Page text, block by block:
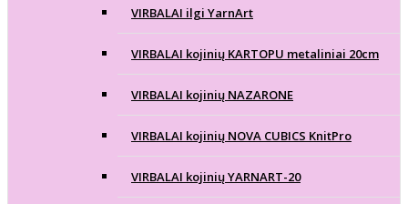
VIRBALAI ilgi YarnArt
VIRBALAI kojinių KARTOPU metaliniai 20cm
VIRBALAI kojinių NAZARONE
VIRBALAI kojinių NOVA CUBICS KnitPro
VIRBALAI kojinių YARNART-20